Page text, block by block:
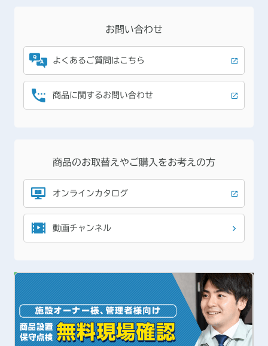
お問い合わせ
よくあるご質問 はこちら
商品に関するお問い合わせ
商品のお取替えやご購入をお考えの方
オンラインカタログ
動画チャンネル